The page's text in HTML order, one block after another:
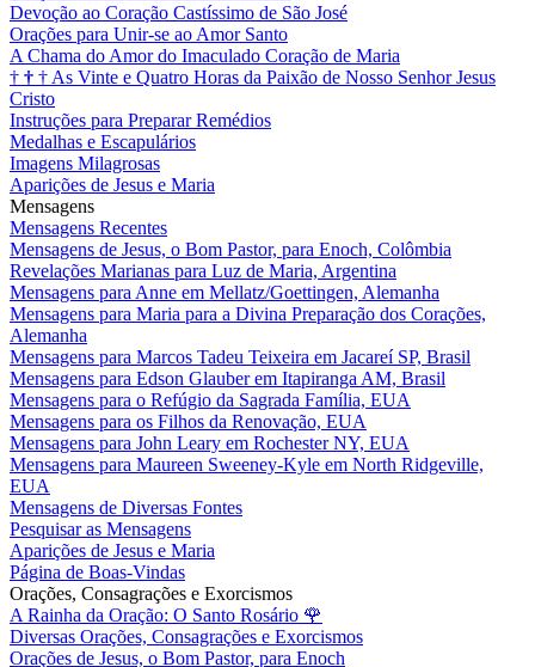
Devoção ao Coração Castíssimo de São José
Orações para Unir-se ao Amor Santo
A Chama do Amor do Imaculado Coração de Maria
† † † As Vinte e Quatro Horas da Paixão de Nosso Senhor Jesus
Cristo
Instruções para Preparar Remédios
Medalhas e Escapulários
Imagens Milagrosas
Aparições de Jesus e Maria
Mensagens
Mensagens Recentes
Mensagens de Jesus, o Bom Pastor, para Enoch, Colômbia
Revelações Marianas para Luz de Maria, Argentina
Mensagens para Anne em Mellatz/Goettingen, Alemanha
Mensagens para Maria para a Divina Preparação dos Corações,
Alemanha
Mensagens para Marcos Tadeu Teixeira em Jacareí SP, Brasil
Mensagens para Edson Glauber em Itapiranga AM, Brasil
Mensagens para o Refúgio da Sagrada Família, EUA
Mensagens para os Filhos da Renovação, EUA
Mensagens para John Leary em Rochester NY, EUA
Mensagens para Maureen Sweeney-Kyle em North Ridgeville,
EUA
Mensagens de Diversas Fontes
Pesquisar as Mensagens
Aparições de Jesus e Maria
Página de Boas-Vindas
Orações, Consagrações e Exorcismos
A Rainha da Oração: O Santo Rosário 🌹
Diversas Orações, Consagrações e Exorcismos
Orações de Jesus, o Bom Pastor, para Enoch